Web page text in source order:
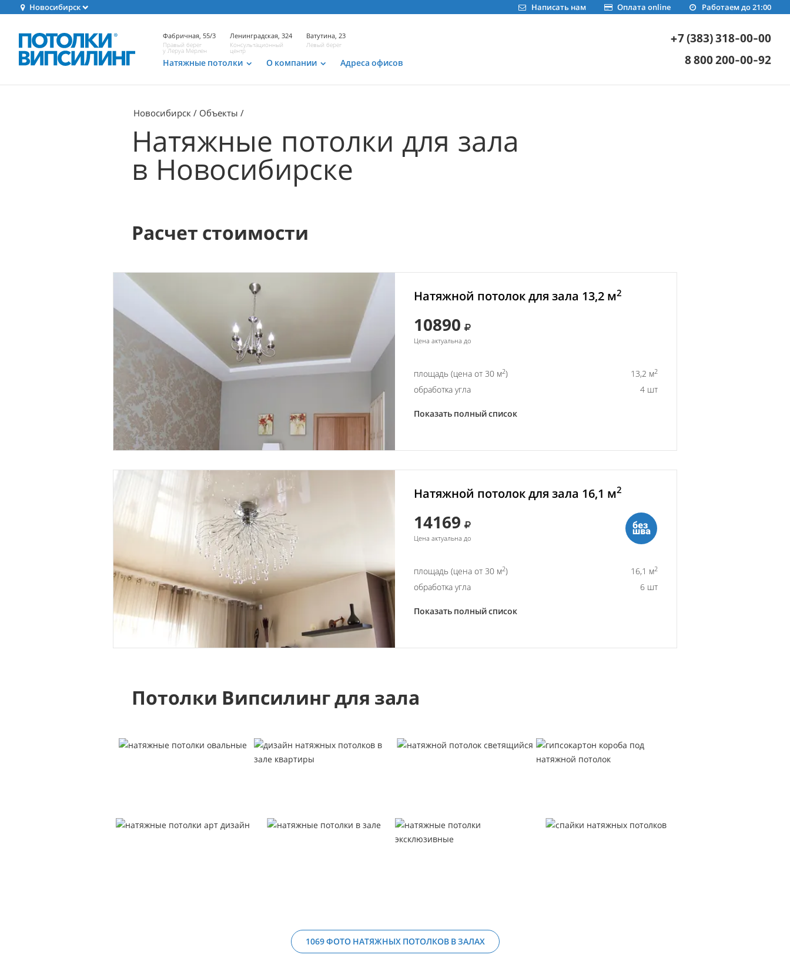
Новосибирск Работаем до 21:00
Оплата online
Написать нам
Фабричная, 55/3
Правый берег
у Леруа Мерлен
Ленинградская, 324
Консультационный
центр
Ватутина, 23
Левый берег
Натяжные потолки О компании Адреса офисов
+7 (383) 318-00-00
8 800 200-00-92
Новосибирск Объекты
Натяжные потолки для зала
в Новосибирске
Расчет стоимости
Натяжной потолок для зала 13,2 м2
10890
Цена актуальна до
площадь (цена от 30 м2) 13,2 м2
обработка угла 4 шт
Показать полный список
Натяжной потолок для зала 16,1 м2
14169
Цена актуальна до
площадь (цена от 30 м2) 16,1 м2
обработка угла 6 шт
Показать полный список
Потолки Випсилинг для зала
1069 ФОТО НАТЯЖНЫХ ПОТОЛКОВ В ЗАЛАХ